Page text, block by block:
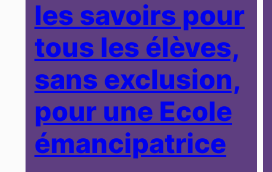
les savoirs pour
tous les élèves,
sans exclusion,
pour une Ecole
émancipatrice